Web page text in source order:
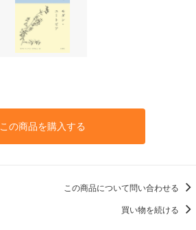
この商品を購入する
この商品について問い合わせる
買い物を続ける